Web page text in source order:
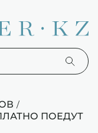
/
ПОЕДУТ